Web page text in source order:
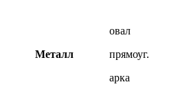
Металл
овал
прямоуг.
арка